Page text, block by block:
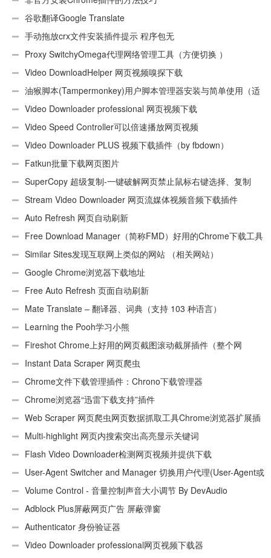
谷歌翻译Google Translate
手动拖放crx文件安装插件提示 程序包无
效:“CEX_HEADER_INVALID”的解决办法
Proxy SwitchyOmega代理网络管理工具（方便切换 ）
Video DownloadHelper 网页视频嗅探下载
油猴脚本(Tampermonkey)用户脚本管理器安装与简单使用（适
用Android）
Video Downloader professional 网页视频下载
Video Speed Controller可以倍速播放网页视频
Video Downloader PLUS 视频下载插件（by fbdown）
Fatkun批量下载网页图片
SuperCopy 超级复制-一键破解网页禁止鼠标右键选择、复制
Stream Video Downloader 网页流媒体视频音频下载插件
Auto Refresh 网页自动刷新
Free Download Manager（简称FMD）好用的Chrome下载工具
插件Similar Sites发现互联网上类似的网站 （相关网站）
Google Chrome浏览器下载地址
Free Auto Refresh 页面自动刷新
Mate Translate – 翻译器、词典（支持 103 种语言）
Learning the Pooh学习小熊
Fireshot Chrome上好用的网页截图滚动截屏插件（整个网
页）Instant Data Scraper 网页爬虫
Chrome文件下载管理插件：Chrono下载管理器
Chrome浏览器“迅雷下载支持”插件
Web Scraper 网页爬虫网页数据抓取工具Chrome浏览器扩展插
件 Multi-highlight 网页内搜索突出高亮显示关键词
Flash Video Downloader检测网页视频并提供下载
User-Agent Switcher and Manager 切换用户代理(User-Agent或
UA)Volume Control - 音量控制声音大小调节 By DevAudio
Adblock Plus屏蔽网页广告 屏蔽弹窗
Authenticator 身份验证器
Video Downloader professional网页视频下载器